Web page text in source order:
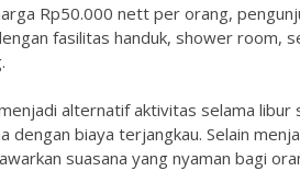
Rp50.000 nett per orang,
fasilitas handuk, shower room,
alternatif aktivitas selama
dengan biaya terjangkau. Selain
suasana yang nyaman bagi